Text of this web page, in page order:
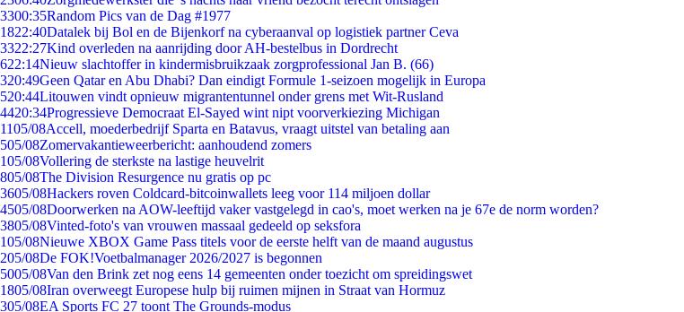
3300:35Random Pics van de Dag #1977
1822:40Datalek bij Bol en de Bijenkorf na cyberaanval op logistiek partner Ceva
3322:27Kind overleden na aanrijding door AH-bestelbus in Dordrecht
622:14Nieuw slachtoffer in kindermisbruikzaak zorgprofessional Jan B. (66)
320:49Geen Qatar en Abu Dhabi? Dan eindigt Formule 1-seizoen mogelijk in Europa
520:44Litouwen vindt opnieuw migrantentunnel onder grens met Wit-Rusland
4420:34Progressieve Democraat El-Sayed wint nipt voorverkiezing Michigan
1105/08Accell, moederbedrijf Sparta en Batavus, vraagt uitstel van betaling aan
505/08Zomervakantieweerbericht: aanhoudend zomers
105/08Vollering de sterkste na lastige heuvelrit
805/08The Division Resurgence nu gratis op pc
3605/08Hackers roven Coldcard-bitcoinwallets leeg voor 114 miljoen dollar
4505/08Doorwerken na AOW-leeftijd vaker vastgelegd in cao's, moet werken na je 67e de norm worden?
3805/08Vinted-foto's van vrouwen massaal gedeeld op seksfora
105/08Nieuwe XBOX Game Pass titels voor de eerste helft van de maand augustus
205/08De FOK!Voetbalmanager 2026/2027 is begonnen
5005/08Van den Brink zet nog eens 14 gemeenten onder toezicht om spreidingswet
1805/08Iran overweegt Europese hulp bij ruimen mijnen in Straat van Hormuz
305/08EA Sports FC 27 toont The Grounds-modus